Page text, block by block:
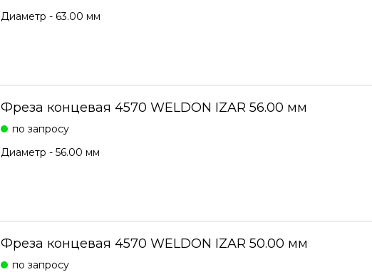
Диаметр - 63.00 мм
Фреза концевая 4570 WELDON IZAR 56.00 мм
по запросу
Диаметр - 56.00 мм
Фреза концевая 4570 WELDON IZAR 50.00 мм
по запросу